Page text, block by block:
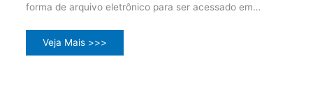
forma de arquivo eletrônico para ser acessado em…
Veja Mais >>>